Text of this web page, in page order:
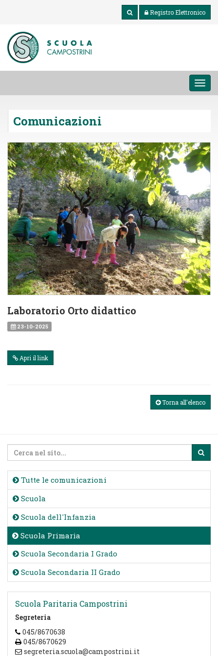
Registro Elettronico
Comunicazioni
Laboratorio Orto didattico
23-10-2025
Apri il link
Torna all'elenco
Tutte le comunicazioni
Scuola
Scuola dell'Infanzia
Scuola Primaria
Scuola Secondaria I Grado
Scuola Secondaria II Grado
Scuola Paritaria Campostrini
Segreteria
045/8670638
045/8670629
segreteria.scuola@campostrini.it